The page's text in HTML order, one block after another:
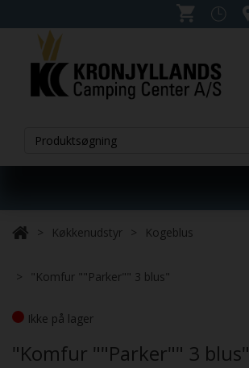
Køkkenudstyr Kogeblus
"Komfur ""Parker"" 3 blus"
Ikke på lager
"Komfur ""Parker"" 3 blus"